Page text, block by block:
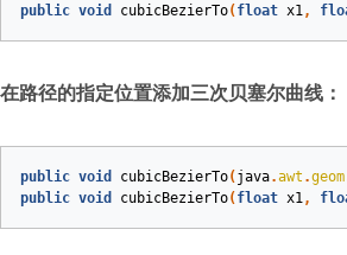
public void cubicBezierTo( float x1,
在路径的指定位置添加三次贝塞尔曲线：
public void cubicBezierTo( java.awt .geom
public void cubicBezierTo( float x1,